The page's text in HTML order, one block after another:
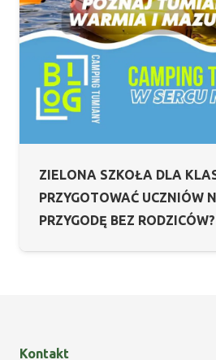
ZIELONA SZKOŁA DLA
PRZYGOTOWAĆ UCZNIÓW
PRZYGODĘ BEZ RODZICÓW?
Kontakt